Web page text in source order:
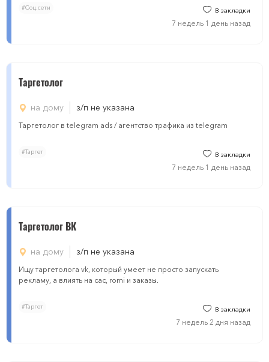
#Соц.сети В закладки
7 недель 1 день назад
Таргетолог
на дому з/п не указана
Таргетолог в telegram ads / агентство трафика из telegram
#Таргет В закладки
7 недель 1 день назад
Таргетолог ВК
на дому з/п не указана
Ищу таргетолога vk, который умеет не просто запускать
рекламу, а влиять на cac, romi и заказы.
#Таргет В закладки
7 недель 2 дня назад